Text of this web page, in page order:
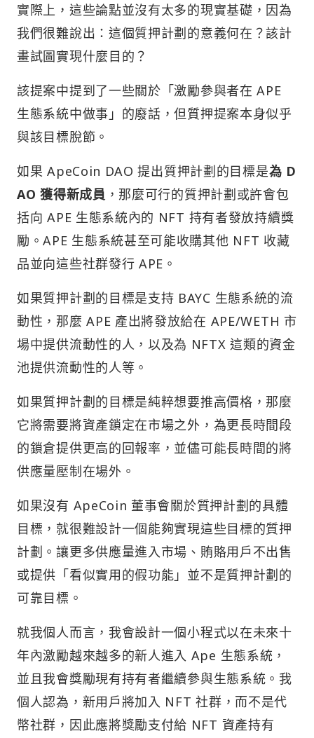
實際上，這些論點並沒有太多的現實基礎，因為
我們很難說出：這個質押計劃的意義何在？該計
畫試圖實現什麼目的？
該提案中提到了一些關於「激勵參與者在 APE
生態系統中做事」的廢話，但質押提案本身似乎
與該目標脫節。
如果 ApeCoin DAO 提出質押計劃的目標是為 D
AO 獲得新成員 ，那麼可行的質押計劃或許會包
括向 APE 生態系統內的 NFT 持有者發放持續獎
勵。APE 生態系統甚至可能收購其他 NFT 收藏
品並向這些社群發行 APE。
如果質押計劃的目標是支持 BAYC 生態系統的流
動性，那麼 APE 產出將發放給在 APE/WETH 市
場中提供流動性的人，以及為 NFTX 這類的資金
池提供流動性的人等。
如果質押計劃的目標是純粹想要推高價格，那麼
它將需要將資產鎖定在市場之外，為更長時間段
的鎖倉提供更高的回報率，並儘可能長時間的將
供應量壓制在場外。
如果沒有 ApeCoin 董事會關於質押計劃的具體
目標，就很難設計一個能夠實現這些目標的質押
計劃。讓更多供應量進入市場、賄賂用戶不出售
或提供「看似實用的假功能」並不是質押計劃的
可靠目標。
就我個人而言，我會設計一個小程式以在未來十
年內激勵越來越多的新人進入 Ape 生態系統，
並且我會獎勵現有持有者繼續參與生態系統。我
個人認為，新用戶將加入 NFT 社群，而不是代
幣社群，因此應將獎勵支付給 NFT 資產持有